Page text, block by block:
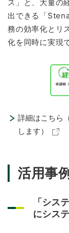
ス」と、大量の
出できる「
務の効率化とリ
化を同時に実現
詳細はこちら
します）
活用事例
「シス
にシス